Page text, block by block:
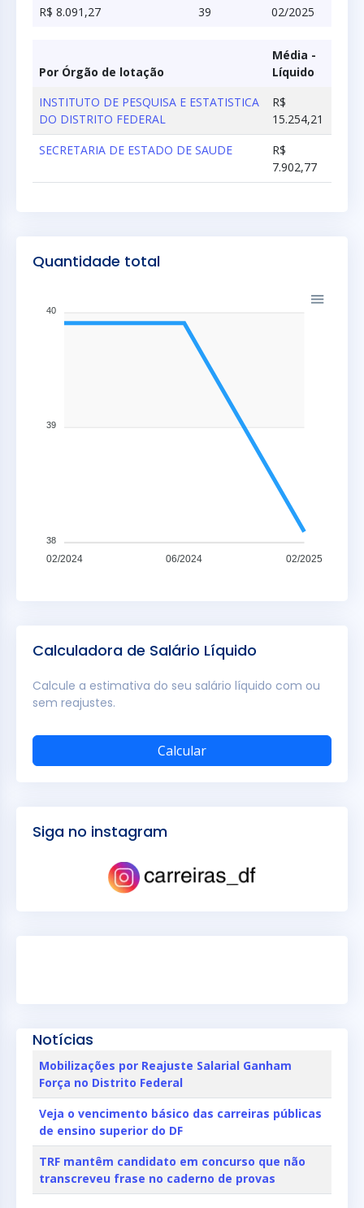
R$ 8.091,27
39 02/2025
Por Órgão de lotação
Média -
Líquido
INSTITUTO DE PESQUISA E ESTATISTICA
DO DISTRITO FEDERAL
R$
15.254,21
SECRETARIA DE ESTADO DE SAUDE
R$
7.902,77
Quantidade total
02/2024 06/2024 02/2025
40
39
38
Calculadora de Salário Líquido
Calcule a estimativa do seu salário líquido com ou
sem reajustes.
Calcular
Siga no instagram
Notícias
Mobilizações por Reajuste Salarial Ganham
Força no Distrito Federal
Veja o vencimento básico das carreiras públicas
de ensino superior do DF
TRF mantêm candidato em concurso que não
transcreveu frase no caderno de provas